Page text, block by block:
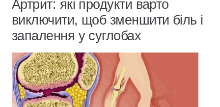
Артрит: які продукти варто
виключити, щоб зменшити біль і
запалення у суглобах